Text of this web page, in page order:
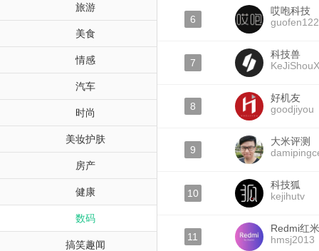
旅游
美食
情感
汽车
时尚
美妆护肤
房产
健康
数码
搞笑趣闻
6
哎咆科技
7
科技兽
KeJiShouX
8
好机友
goodjiyou
9
大米评测
10
科技狐
kejihutv
11
Redmi红
hmsj2013